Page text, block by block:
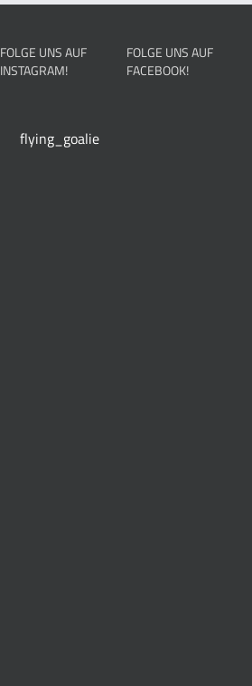
auf
der
Optionen
können
auf
FOLGE UNS AUF
INSTAGRAM!
flying_goalie
FOLGE UNS AUF
FACEBOOK!